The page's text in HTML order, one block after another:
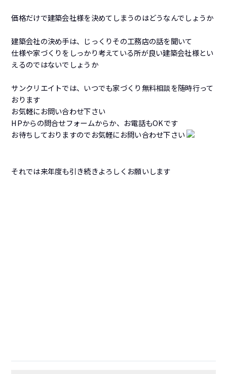
価格だけで建築会社様を決めてしまうのはどうなんでしょうか
建築会社の決め手は、じっくりその工務店の話を聞いて
仕様や家づくりをしっかり考えている所が良い建築会社様とい
えるのではないでしょうか
サンクリエイトでは、いつでも家づくり無料相談を随時行って
おります
お気軽にお問い合わせ下さい
HPからの問合せフォームからか、お電話もOKです
お待ちしておりますのでお気軽にお問い合わせ下さい
それでは来年度も引き続きよろしくお願いします